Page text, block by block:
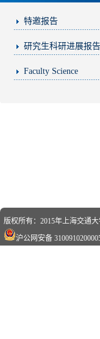
特邀报告
研究生科研进展报告
Faculty Science
版权所有：2015年上海交通
沪公网安备